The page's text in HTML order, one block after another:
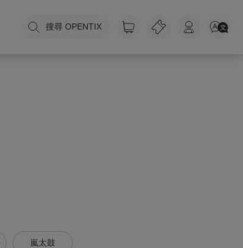
搜尋 OPENTIX
嵐太鼓